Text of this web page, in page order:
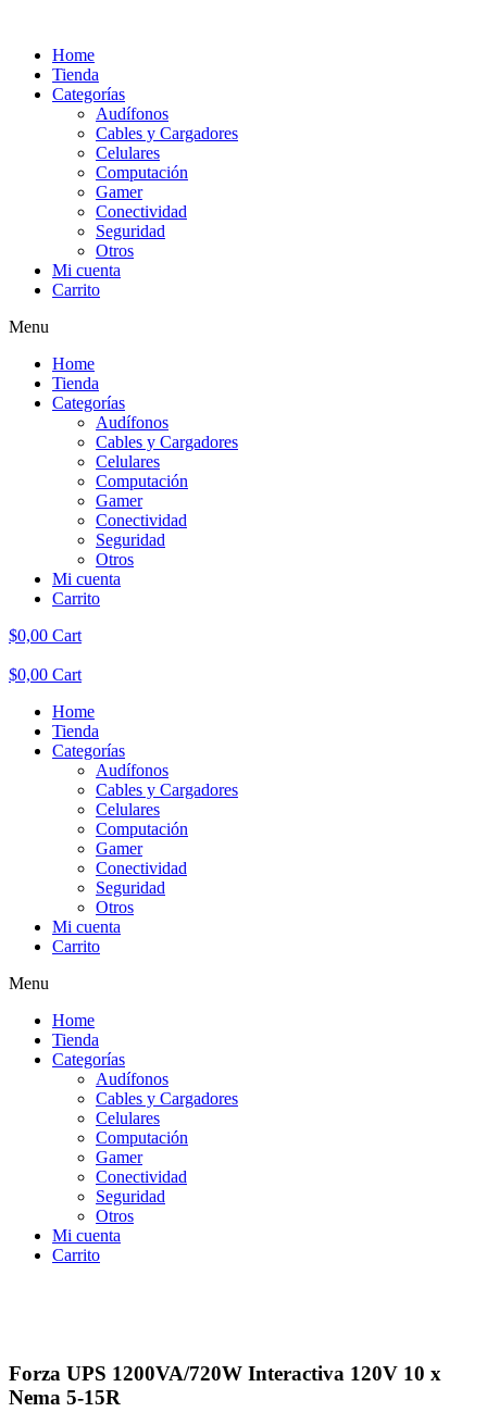
contenidoHome
Tienda
Categorías
Audífonos
Cables y Cargadores
Celulares
Computación
Gamer
Conectividad
Seguridad
Otros
Mi cuenta
Carrito
Menu
Home
Tienda
Categorías
Audífonos
Cables y Cargadores
Celulares
Computación
Gamer
Conectividad
Seguridad
Otros
Mi cuenta
Carrito
$0,00 Cart
$0,00 Cart
Home
Tienda
Categorías
Audífonos
Cables y Cargadores
Celulares
Computación
Gamer
Conectividad
Seguridad
Otros
Mi cuenta
Carrito
Menu
Home
Tienda
Categorías
Audífonos
Cables y Cargadores
Celulares
Computación
Gamer
Conectividad
Seguridad
Otros
Mi cuenta
Carrito
Forza UPS 1200VA/720W Interactiva 120V 10 x
Nema 5-15R